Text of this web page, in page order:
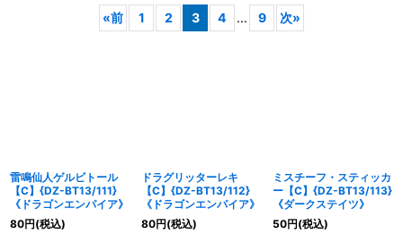
«前 1 2 3 4 ... 9 次»
雷鳴仙人ゲルビトール
【C】{DZ-BT13/111}
《ドラゴンエンパイア》
80円(税込)
ドラグリッターレキ
【C】{DZ-BT13/112}
《ドラゴンエンパイア》
80円(税込)
ミスチーフ・スティッカ
ー【C】{DZ-BT13/113}
《ダークステイツ》
50円(税込)